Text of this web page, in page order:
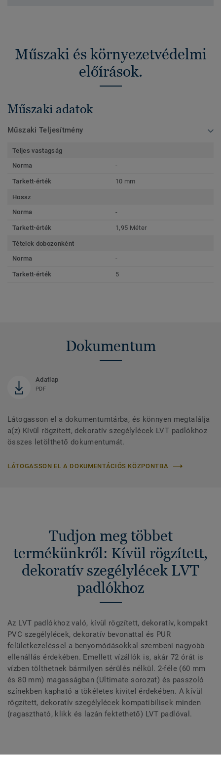
Műszaki és környezetvédelmi
előírások.
Műszaki adatok
Műszaki Teljesítmény
Teljes vastagság
Norma
-
Tarkett-érték 10 mm
Hossz
Norma
-
Tarkett-érték 1,95 Méter
Tételek dobozonként
Norma
-
Tarkett-érték 5
Dokumentum
Adatlap
PDF
Látogasson el a dokumentumtárba, és könnyen megtalálja
a(z) Kívül rögzített, dekoratív szegélylécek LVT padlókhoz
összes letölthető dokumentumát.
LÁTOGASSON EL A DOKUMENTÁCIÓS KÖZPONTBA
Tudjon meg többet
termékünkről: Kívül rögzített,
dekoratív szegélylécek LVT
padlókhoz
Az LVT padlókhoz való, kívül rögzített, dekoratív, kompakt
PVC szegélylécek, dekoratív bevonattal és PUR
felületkezeléssel a benyomódásokkal szembeni nagyobb
ellenállás érdekében. Emellett vízállók is, akár 72 órát is
vízben tölthetnek bármilyen sérülés nélkül. 2-féle (60 mm
és 80 mm) magasságban (Ultimate sorozat) és passzoló
színekben kapható a tökéletes kivitel érdekében. A kívül
rögzített, dekoratív szegélylécek kompatibilisek minden
(ragasztható, klikk és lazán fektethető) LVT padlóval.